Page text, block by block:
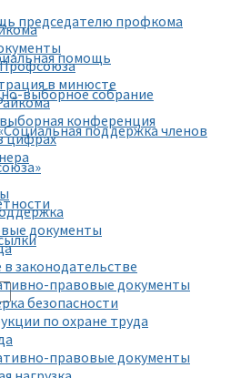
председателю профкома
помощь
выборное собрание
поддержка членов
в минюсте
конференция
цифрах
документы
законодательстве
правовые документы
безопасности
по охране труда
правовые документы